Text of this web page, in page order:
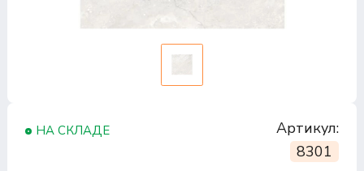
НА СКЛАДЕ
Артикул:
8301